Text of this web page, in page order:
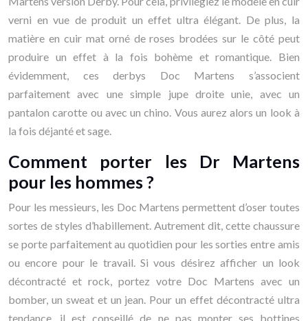
verni en vue de produit un effet ultra élégant. De plus, la
matière en cuir mat orné de roses brodées sur le côté peut
produire un effet à la fois bohème et romantique. Bien
évidemment, ces derbys Doc Martens s’associent
parfaitement avec une simple jupe droite unie, avec un
pantalon carotte ou avec un chino. Vous aurez alors un look à
la fois déjanté et sage.
Comment porter les Dr Martens
pour les hommes ?
Pour les messieurs, les Doc Martens permettent d’oser toutes
sortes de styles d’habillement. Autrement dit, cette chaussure
se porte parfaitement au quotidien pour les sorties entre amis
ou encore pour le travail. Si vous désirez afficher un look
décontracté et rock, portez votre Doc Martens avec un
bomber, un sweat et un jean. Pour un effet décontracté ultra
tendance, il est conseillé de ne pas monter ses bottines